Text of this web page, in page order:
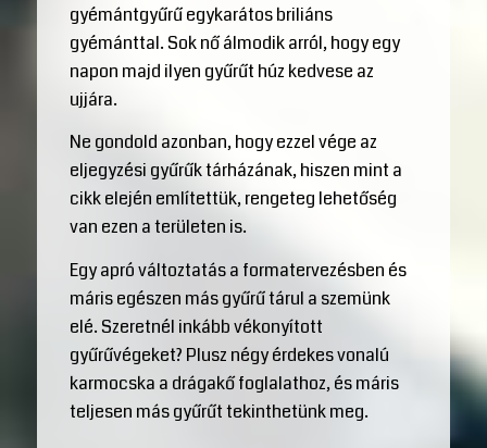
gyémántgyűrű egykarátos briliáns
gyémánttal. Sok nő álmodik arról, hogy egy
napon majd ilyen gyűrűt húz kedvese az
ujjára.
Ne gondold azonban, hogy ezzel vége az
eljegyzési gyűrűk tárházának, hiszen mint a
cikk elején említettük, rengeteg lehetőség
van ezen a területen is.
Egy apró változtatás a formatervezésben és
máris egészen más gyűrű tárul a szemünk
elé. Szeretnél inkább vékonyított
gyűrűvégeket? Plusz négy érdekes vonalú
karmocska a drágakő foglalathoz, és máris
teljesen más gyűrűt tekinthetünk meg.